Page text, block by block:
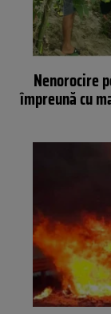
Nenorocire
împreună cu